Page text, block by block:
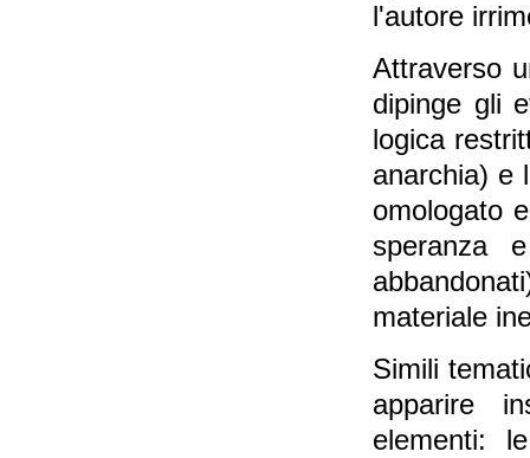
l'autore
Attraverso
dipinge gli
logica
anarchia) e
omologato
speranza
materiale
Simili
apparire
elementi: